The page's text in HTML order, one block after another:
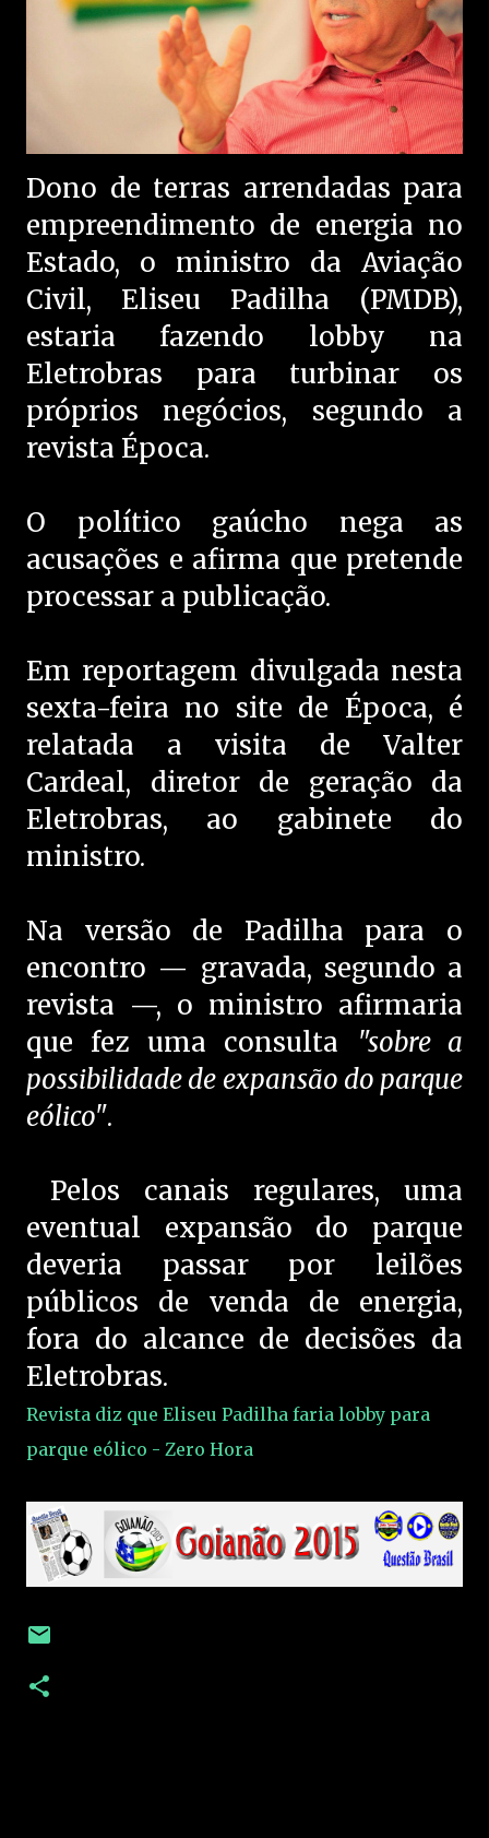
Dono de terras arrendadas para
empreendimento de energia no
Estado, o ministro da Aviação
Civil, Eliseu Padilha (PMDB),
estaria fazendo lobby na
Eletrobras para turbinar os
próprios negócios, segundo a
revista Época.
O político gaúcho nega as
acusações e afirma que pretende
processar a publicação.
Em reportagem divulgada nesta
sexta-feira no site de Época, é
relatada a visita de Valter
Cardeal, diretor de geração da
Eletrobras, ao gabinete do
ministro.
Na versão de Padilha para o
encontro — gravada, segundo a
revista —, o ministro afirmaria
que fez uma consulta
"sobre a
possibilidade de expansão do parque
eólico".
Pelos canais regulares, uma
eventual expansão do parque
deveria passar por leilões
públicos de venda de energia,
fora do alcance de decisões da
Eletrobras.
Revista diz que Eliseu Padilha faria lobby para
parque eólico - Zero Hora